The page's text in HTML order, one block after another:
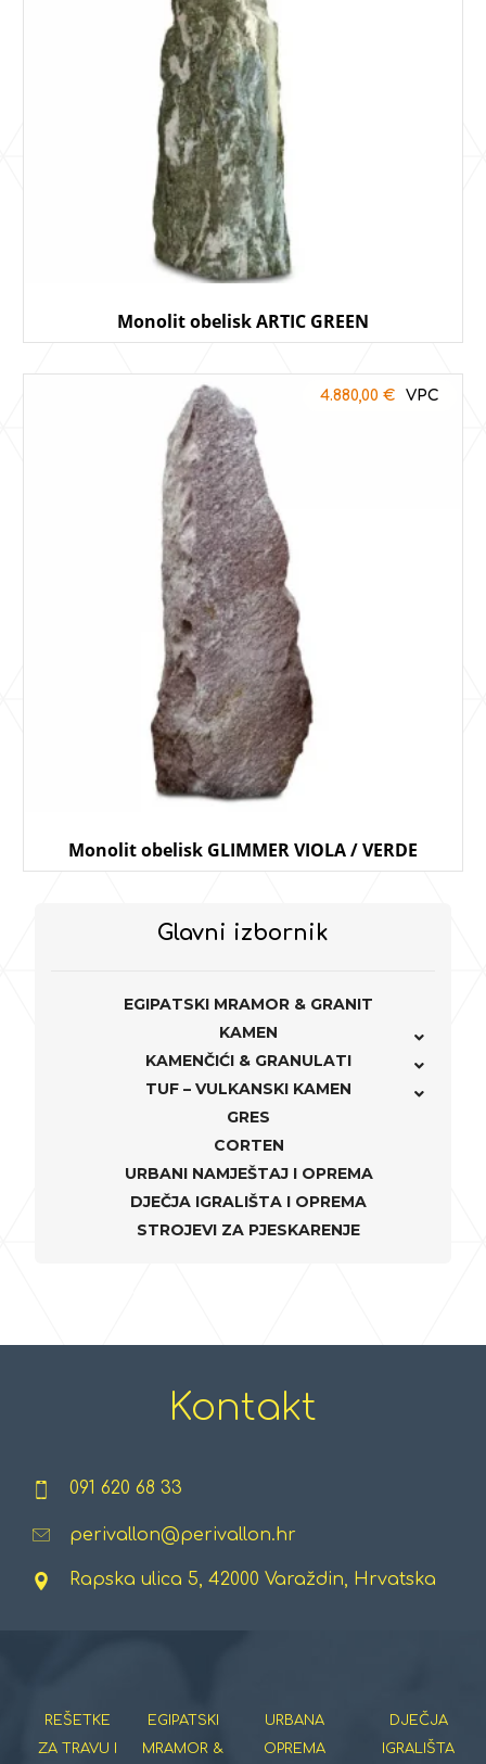
Monolit obelisk ARTIC GREEN
Monolit obelisk GLIMMER VIOLA / VERDE
4.880,00 €
Glavni izbornik
EGIPATSKI MRAMOR & GRANIT
KAMEN
KAMENČIĆI & GRANULATI
TUF – VULKANSKI KAMEN
GRES
CORTEN
URBANI NAMJEŠTAJ I OPREMA
DJEČJA IGRALIŠTA I OPREMA
STROJEVI ZA PJESKARENJE
Kontakt
091 620 68 33
perivallon@perivallon.hr
Rapska ulica 5, 42000 Varaždin, Hrvatska
REŠETKE
ZA TRAVU I
EGIPATSKI
MRAMOR &
URBANA
OPREMA
DJEČJA
IGRALIŠTA